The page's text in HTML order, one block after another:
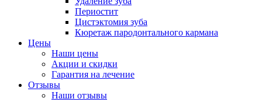
Периостит
Цистэктомия зуба
Кюретаж пародонтального кармана
Цены
Наши цены
Акции и скидки
Гарантия на лечение
Отзывы
Наши отзывы